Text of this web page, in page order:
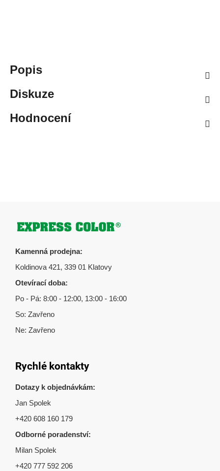
Popis
Diskuze
Hodnocení
Zápatí
Kamenná prodejna:
Koldinova 421, 339 01 Klatovy
Otevírací doba:
Po - Pá: 8:00 - 12:00, 13:00 - 16:00
So: Zavřeno
Ne: Zavřeno
Rychlé kontakty
Dotazy k objednávkám:
Jan Spolek
+420 608 160 179
Odborné poradenství:
Milan Spolek
+420 777 592 206